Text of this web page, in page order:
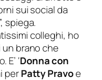
sui social da
”, spiega.
colleghi, ho
brano che
‘Donna con
perPatty Pravoe